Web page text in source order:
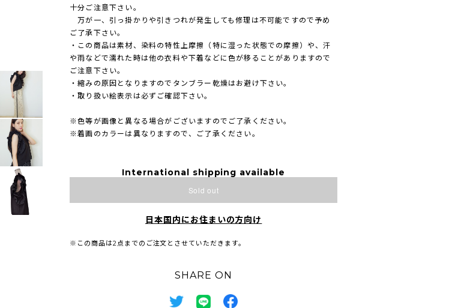
十分ご注意下さい。
万が一、引っ掛かりや引きつれが発生しても修理は不可能ですので予め
ご了承下さい。
・この商品は素材、染料の特性上摩擦（特に湿った状態での摩擦）や、汗
や雨などで濡れた時は他の衣料や下着などに色が移ることがありますので
ご注意下さい。
・縮みの原因となりますのでタンブラー乾燥はお避け下さい。
・取り扱い絵表示は必ずご確認下さい。
※色等が画像と異なる場合がございますのでご了承ください。
※着画のカラーは異なりますので、ご了承ください。
International shipping available
Sold out
日本国内にお住まいの方向け
※この商品は2点までのご注文とさせていただきます。
SHARE ON